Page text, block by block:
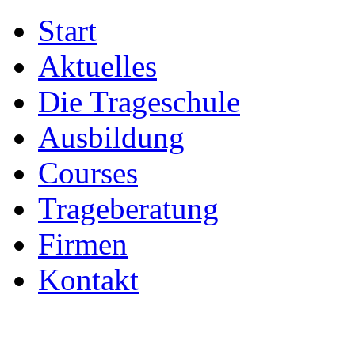
Start
Aktuelles
Die Trageschule
Ausbildung
Courses
Trageberatung
Firmen
Kontakt